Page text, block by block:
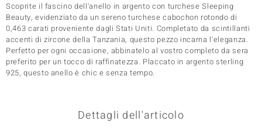
Scoprite il fascino dell'anello in argento con turchese Sleeping
Beauty, evidenziato da un sereno turchese cabochon rotondo di
0,463 carati proveniente dagli Stati Uniti. Completato da scintillanti
accenti di zircone della Tanzania, questo pezzo incarna l'eleganza.
Perfetto per ogni occasione, abbinatelo al vostro completo da sera
preferito per un tocco di raffinatezza. Placcato in argento sterling
925, questo anello è chic e senza tempo.
Dettagli dell'articolo